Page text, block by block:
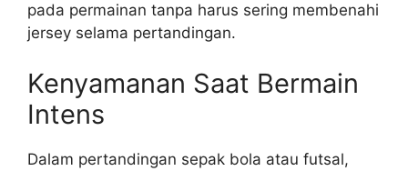
pada permainan tanpa harus sering membenahi
jersey selama pertandingan.
Kenyamanan Saat Bermain
Intens
Dalam pertandingan sepak bola atau futsal,